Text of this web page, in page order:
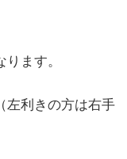
ます。
左利きの方は右手